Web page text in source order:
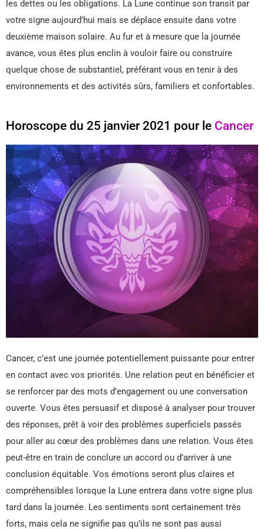
les dettes ou les obligations. La Lune continue son transit par
votre signe aujourd’hui mais se déplace ensuite dans votre
deuxième maison solaire. Au fur et à mesure que la journée
avance, vous êtes plus enclin à vouloir faire ou construire
quelque chose de substantiel, préférant vous en tenir à des
environnements et des activités sûrs, familiers et confortables.
Horoscope du 25 janvier 2021 pour le Cancer
Cancer, c’est une journée potentiellement puissante pour entrer
en contact avec vos priorités. Une relation peut en bénéficier et
se renforcer par des mots d’engagement ou une conversation
ouverte. Vous êtes persuasif et disposé à analyser pour trouver
des réponses, prêt à voir des problèmes superficiels passés
pour aller au cœur des problèmes dans une relation. Vous êtes
peut-être en train de conclure un accord ou d’arriver à une
conclusion équitable. Vos émotions seront plus claires et
compréhensibles lorsque la Lune entrera dans votre signe plus
tard dans la journée. Les sentiments sont certainement très
forts, mais cela ne signifie pas qu’ils ne sont pas aussi